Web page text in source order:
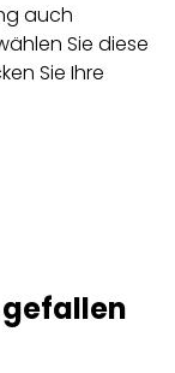
auch
Sie diese
Sie Ihre